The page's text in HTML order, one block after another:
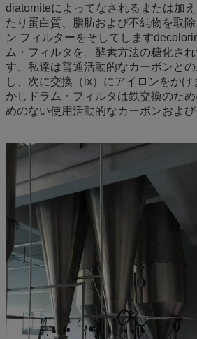
diatomiteによってなされるまたは加
たり蛋白質、脂肪および不純物を取
ン フィルターをそしてします
ム・フィルタを。酵素方法の糖化さ
す、私達は普通活動的なカーボンと
し、次に交換（ix）にアイロンをか
かしドラム・フィルタは鉄交換のた
めのない使用活動的なカーボンおよび